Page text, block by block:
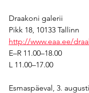
Draakoni galerii
Pikk 18, 10133 Tallinn
http://www.eaa.ee/
E–R 11.00–18.00
L 11.00–17.00
Esmaspäeval, 3.